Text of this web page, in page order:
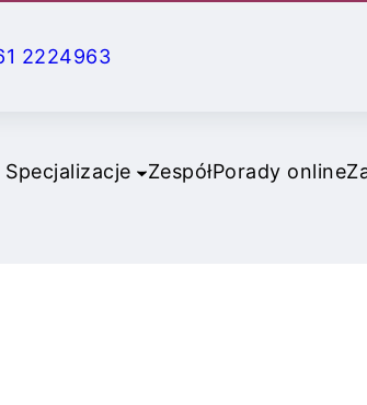
2224963
Specjalizacje ZespółPorady online